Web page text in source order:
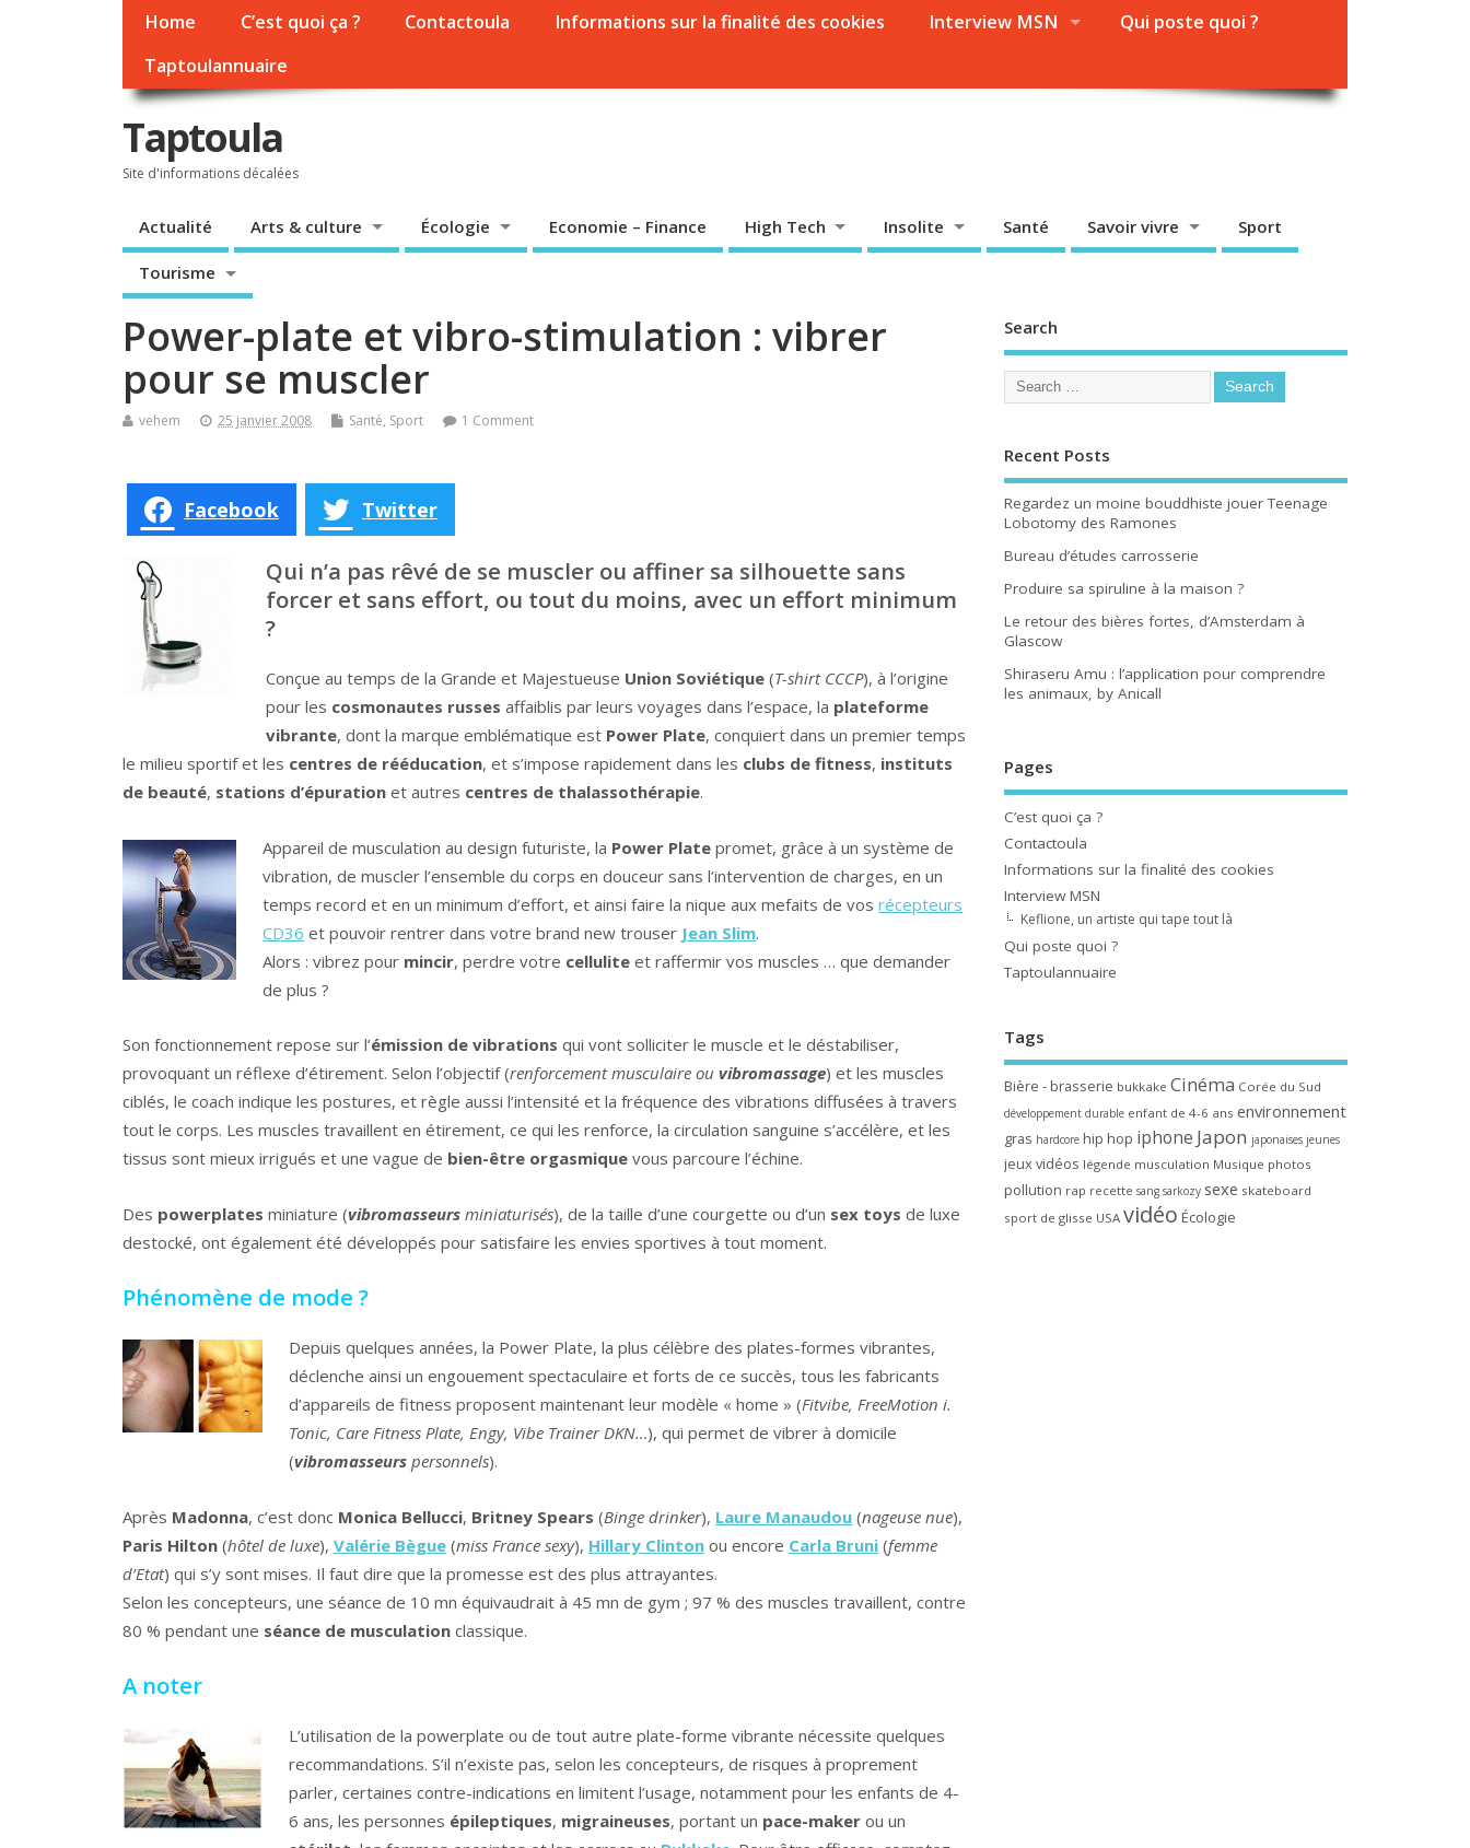
Home C’est quoi ça ? Contactoula Informations sur la finalité des cookies Interview MSN
Qui poste quoi ?
Taptoulannuaire
Taptoula
Site d'informations décalées
Actualité Arts & culture Écologie Economie – Finance High Tech Insolite Santé Savoir vivre Sport
Tourisme
Power-plate et vibro-stimulation : vibrer
pour se muscler
vehem 25 janvier 2008 Santé, Sport 1 Comment
Facebook Twitter
Qui n’a pas rêvé de se muscler ou affiner sa silhouette sans
forcer et sans effort, ou tout du moins, avec un effort minimum
?
Conçue au temps de la Grande et Majestueuse Union Soviétique(T-shirt CCCP), à l’origine
pour les cosmonautes russes affaiblis par leurs voyages dans l’espace, la plateforme
vibrante, dont la marque emblématique est Power Plate, conquiert dans un premier temps
le milieu sportif et les centres de rééducation, et s’impose rapidement dans les clubs de fitness, instituts
de beauté, stations d’épuration et autres centres de thalassothérapie.
Appareil de musculation au design futuriste, la Power Plate promet, grâce à un système de
vibration, de muscler l’ensemble du corps en douceur sans l’intervention de charges, en un
temps record et en un minimum d’effort, et ainsi faire la nique aux mefaits de vosrécepteurs
CD36 et pouvoir rentrer dans votre brand new trouser Jean Slim.
Alors : vibrez pour mincir, perdre votre cellulite et raffermir vos muscles … que demander
de plus ?
Son fonctionnement repose sur l’émission de vibrations qui vont solliciter le muscle et le déstabiliser,
provoquant un réflexe d’étirement. Selon l’objectif (renforcement musculaire ou vibromassage) et les muscles
ciblés, le coach indique les postures, et règle aussi l’intensité et la fréquence des vibrations diffusées à travers
tout le corps. Les muscles travaillent en étirement, ce qui les renforce, la circulation sanguine s’accélère, et les
tissus sont mieux irrigués et une vague de bien-être orgasmique vous parcoure l’échine.
Des powerplates miniature (vibromasseurs miniaturisés), de la taille d’une courgette ou d’un sex toys de luxe
destocké, ont également été développés pour satisfaire les envies sportives à tout moment.
Phénomène de mode ?
Depuis quelques années, la Power Plate, la plus célèbre des plates-formes vibrantes,
déclenche ainsi un engouement spectaculaire et forts de ce succès, tous les fabricants
d’appareils de fitness proposent maintenant leur modèle « home » (Fitvibe, FreeMotion i.
Tonic, Care Fitness Plate, Engy, Vibe Trainer DKN…), qui permet de vibrer à domicile
(vibromasseurs personnels).
Après Madonna, c’est donc Monica Bellucci, Britney Spears (Binge drinker), Laure Manaudou (nageuse nue),
Paris Hilton (hôtel de luxe), Valérie Bègue (miss France sexy), Hillary Clinton ou encore Carla Bruni (femme
d’Etat) qui s’y sont mises. Il faut dire que la promesse est des plus attrayantes.
Selon les concepteurs, une séance de 10 mn équivaudrait à 45 mn de gym ; 97 % des muscles travaillent, contre
80 % pendant une séance de musculation classique.
A noter
L’utilisation de la powerplate ou de tout autre plate-forme vibrante nécessite quelques
recommandations. S’il n’existe pas, selon les concepteurs, de risques à proprement
parler, certaines contre-indications en limitent l’usage, notamment pour les enfants de 4-
6 ans, les personnes épileptiques, migraineuses, portant un pace-maker ou un
Search
Recent Posts
Regardez un moine bouddhiste jouer Teenage
Lobotomy des Ramones
Bureau d’études carrosserie
Produire sa spiruline à la maison ?
Le retour des bières fortes, d’Amsterdam à
Glascow
Shiraseru Amu : l’application pour comprendre
les animaux, by Anicall
Pages
C’est quoi ça ?
Contactoula
Informations sur la finalité des cookies
Interview MSN
Keflione, un artiste qui tape tout là
Qui poste quoi ?
Taptoulannuaire
Tags
Bière - brasserie bukkake Cinéma Corée du Sud
développement durable enfant de 4-6 ans environnement
gras hardcore hip hop iphone Japon japonaises jeunes
jeux vidéos légende musculation Musique photos
pollution rap recette sang sarkozy sexe skateboard
sport de glisse USA vidéo Écologie